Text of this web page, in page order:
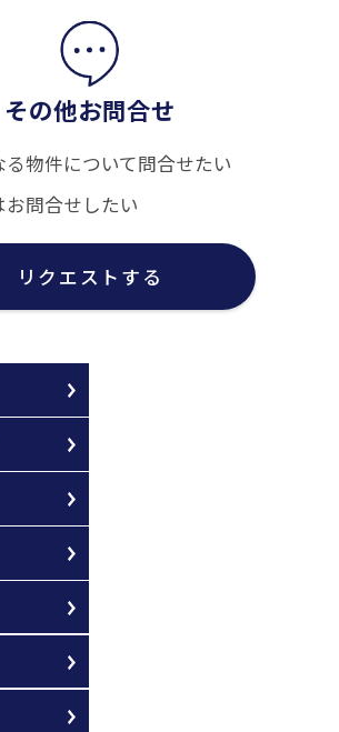
その他お問合せ
る物件について問合せたい
お問合せしたい
リクエストする